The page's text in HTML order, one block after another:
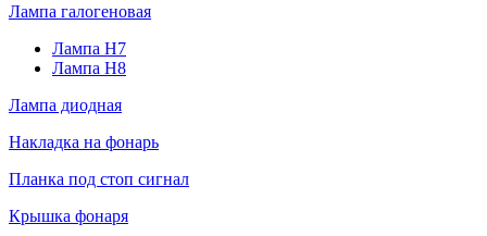
Лампа галогеновая
Лампа H7
Лампа H8
Лампа диодная
Накладка на фонарь
Планка под стоп сигнал
Крышка фонаря